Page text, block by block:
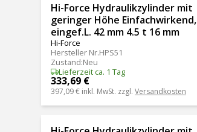
Hi-Force Hydraulikzylinder mit
geringer Höhe Einfachwirkend,
eingef.L. 42 mm 4.5 t 16 mm
Hi-Force
Hersteller Nr.HPS51
Zustand:Neu
Lieferzeit ca. 1 Tag
333,69 €
397,09 € inkl. MwSt. zzgl. Versandkosten